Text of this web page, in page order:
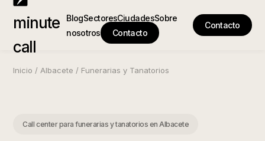
minute
call
BlogSectoresCiudadesSobre
nosotros
Contacto
Contacto
Inicio / Albacete / Funerarias y Tanatorios
Call center para funerarias y tanatorios enAlbacete